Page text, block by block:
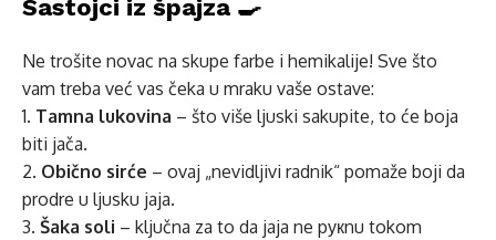
Sastojci iz špajza 🍳
Ne trošite novac na skupe farbe i hemikalije! Sve što
vam treba već vas čeka u mraku vaše ostave:
1. Tamna lukovina – što više ljuski sakupite, to će boja
biti jača.
2. Obično sirće – ovaj „nevidljivi radnik“ pomaže boji da
prodre u ljusku jaja.
3. Šaka soli – ključna za to da jaja ne pукnu tokom